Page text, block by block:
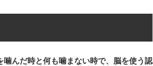
噛んだ時と何も噛まない時で、脳を使う認